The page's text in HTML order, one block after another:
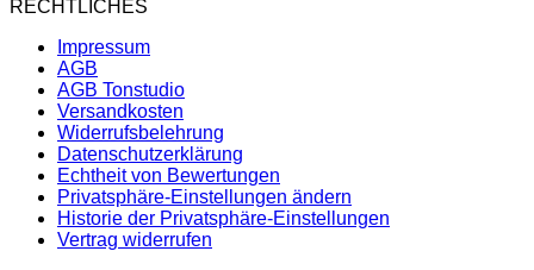
RECHTLICHES
Impressum
AGB
AGB Tonstudio
Versandkosten
Widerrufsbelehrung
Datenschutzerklärung
Echtheit von Bewertungen
Privatsphäre-Einstellungen ändern
Historie der Privatsphäre-Einstellungen
Vertrag widerrufen